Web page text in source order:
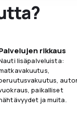
rikkaus
lisäpalveluista:
paikalliset
ja muita.